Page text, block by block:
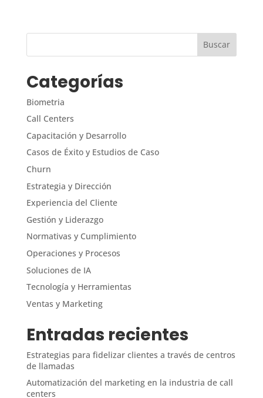
Categorías
Biometria
Call Centers
Capacitación y Desarrollo
Casos de Éxito y Estudios de Caso
Churn
Estrategia y Dirección
Experiencia del Cliente
Gestión y Liderazgo
Normativas y Cumplimiento
Operaciones y Procesos
Soluciones de IA
Tecnología y Herramientas
Ventas y Marketing
Entradas recientes
Estrategias para fidelizar clientes a través de centros
de llamadas
Automatización del marketing en la industria de call
centers